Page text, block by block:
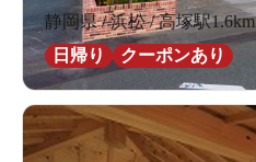
静岡県 / 浜松 / 高塚駅1.6km
日帰り
クーポンあり